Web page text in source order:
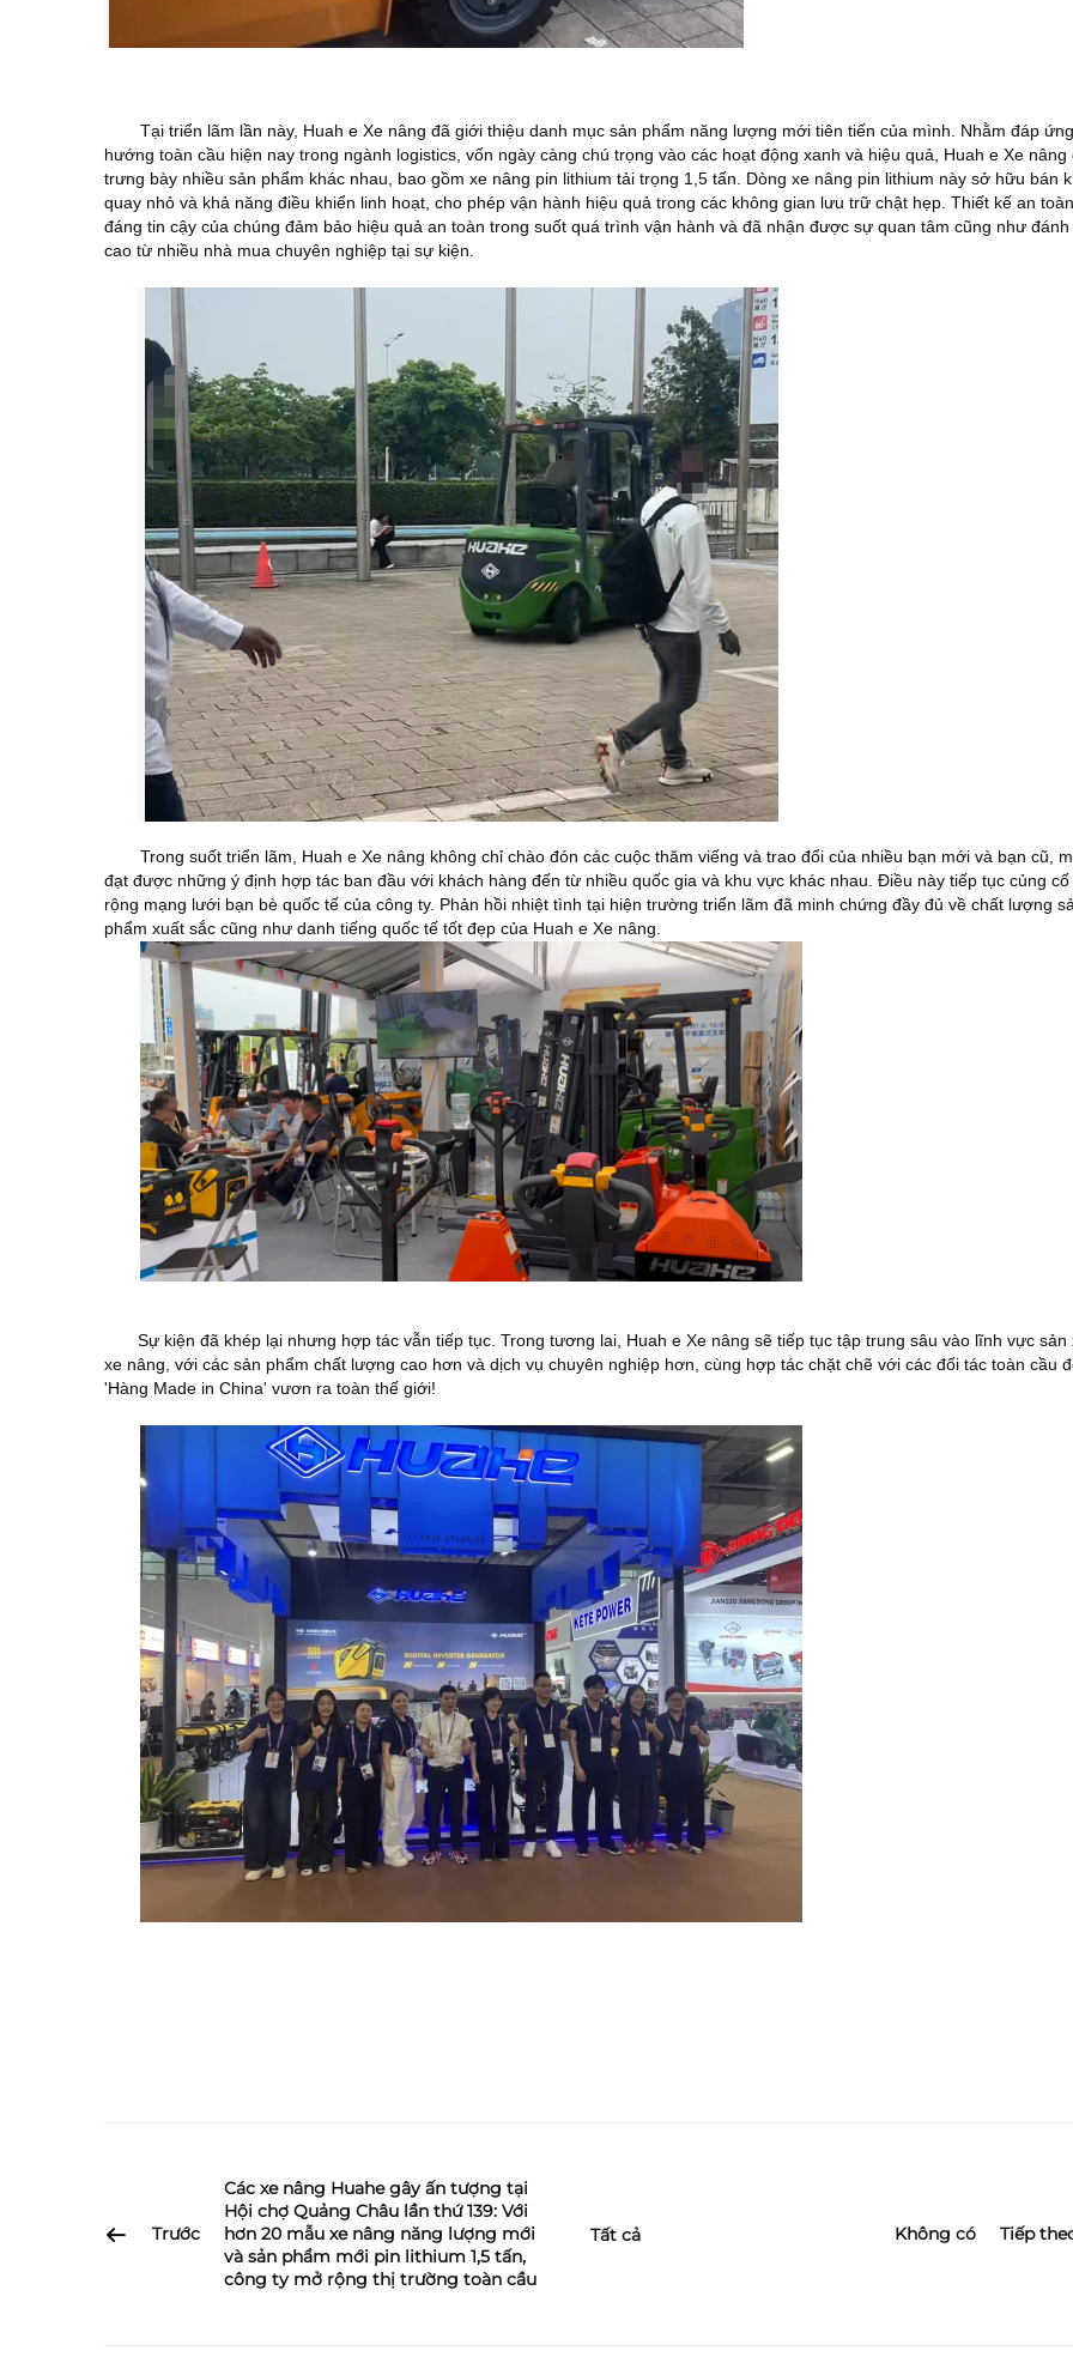
Tại triển lãm lần này, HuaheXe nâng đã giới thiệu danh mục sản phẩm năng lượng mới tiên tiến của mình. Nhằm đáp
hướng toàn cầu hiện nay trong ngành logistics, vốn ngày càng chú trọng vào các hoạt động xanh và hiệu quả, Huah e Xe nâng
trưng bày nhiều sản phẩm khác nhau, bao gồm xe nâng pin lithium tải trọng 1,5 tấn. Dòng xe nâng pin lithium này sở hữu bán
quay nhỏ và khả năng điều khiển linh hoạt, cho phép vận hành hiệu quả trong các không gian lưu trữ chật hẹp. Thiết kế an
đáng tin cậy của chúng đảm bảo hiệu quả an toàn trong suốt quá trình vận hành và đã nhận được sự quan tâm cũng như đánh
cao từ nhiều nhà mua chuyên nghiệp tại sự kiện.
Trong suốt triển lãm, HuaheXe nâng không chỉ chào đón các cuộc thăm viếng và trao đổi của nhiều bạn mới và bạn cũ,
đạt được những ý định hợp tác ban đầu với khách hàng đến từ nhiều quốc gia và khu vực khác nhau. Điều này tiếp tục củng
rộng mạng lưới bạn bè quốc tế của công ty. Phản hồi nhiệt tình tại hiện trường triển lãm đã minh chứng đầy đủ về chất lượng
phẩm xuất sắc cũng như danh tiếng quốc tế tốt đẹp của Huah e Xe nâng.
Sự kiện đã khép lại nhưng hợp tác vẫn tiếp tục. Trong tương lai, Huah e Xe nâng sẽ tiếp tục tập trung sâu vào lĩnh vực sản
xe nâng, với các sản phẩm chất lượng cao hơn và dịch vụ chuyên nghiệp hơn, cùng hợp tác chặt chẽ với các đối tác toàn cầu
'Hàng Made in China' vươn ra toàn thế giới!
Trước
Các xe nâng Huahe gây ấn tượng tại
Hội chợ Quảng Châu lần thứ 139: Với
hơn 20 mẫu xe nâng năng lượng mới
và sản phẩm mới pin lithium 1,5 tấn,
công ty mở rộng thị trường toàn cầu
Tất cả Không có Tiếp